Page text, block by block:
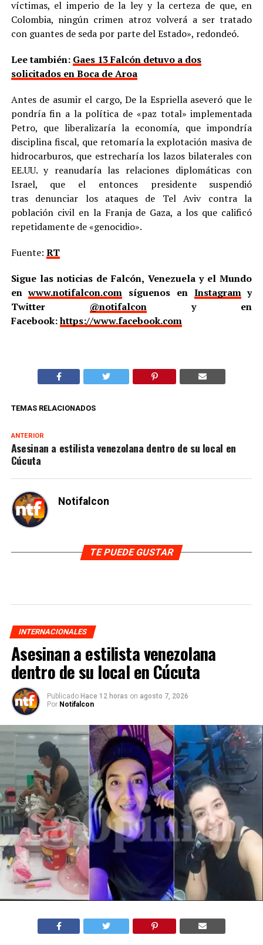
víctimas, el imperio de la ley y la certeza de que, en
Colombia, ningún crimen atroz volverá a ser tratado
con guantes de seda por parte del Estado», redondeó.
Lee también: Gaes 13 Falcón detuvo a dos
solicitados en Boca de Aroa
Antes de asumir el cargo, De la Espriella aseveró que le
pondría fin a la política de «paz total» implementada
Petro, que liberalizaría la economía, que impondría
disciplina fiscal, que retomaría la explotación masiva de
hidrocarburos, que estrecharía los lazos bilaterales con
EE.UU. y reanudaría las relaciones diplomáticas con
Israel, que el entonces presidente suspendió
tras denunciar los ataques de Tel Aviv contra la
población civil en la Franja de Gaza, a los que calificó
repetidamente de «genocidio».
Fuente: RT
Sigue las noticias de Falcón, Venezuela y el Mundo
enwww.notifalcon.com síguenos en Instagramy
Twitter @notifalcony en
Facebook:https://www.facebook.com
TEMAS RELACIONADOS
ANTERIOR
Asesinan a estilista venezolana dentro de su local en
Cúcuta
Notifalcon
TE PUEDE GUSTAR
INTERNACIONALES
Asesinan a estilista venezolana
dentro de su local en Cúcuta
Publicado Hace 12 horas on agosto 7, 2026
Por Notifalcon